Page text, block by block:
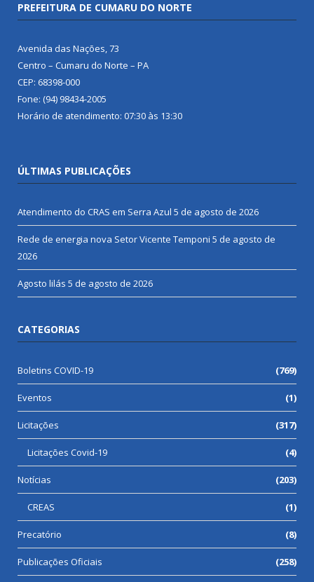
PREFEITURA DE CUMARU DO NORTE
Avenida das Nações, 73
Centro – Cumaru do Norte – PA
CEP: 68398-000
Fone: (94) 98434-2005
Horário de atendimento: 07:30 às 13:30
ÚLTIMAS PUBLICAÇÕES
Atendimento do CRAS em Serra Azul 5 de agosto de 2026
Rede de energia nova Setor Vicente Temponi 5 de agosto de
2026
Agosto lilás 5 de agosto de 2026
CATEGORIAS
Boletins COVID-19 (769)
Eventos (1)
Licitações (317)
Licitações Covid-19 (4)
Notícias (203)
CREAS (1)
Precatório (8)
Publicações Oficiais (258)